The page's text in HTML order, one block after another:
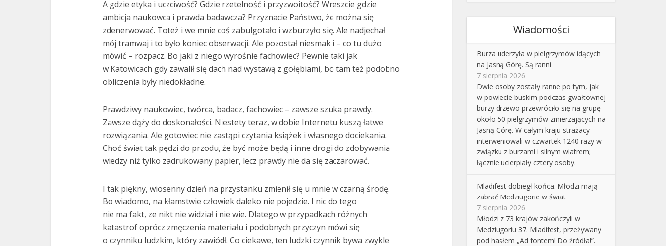
A gdzie etyka i uczciwość? Gdzie rzetelność i przyzwoitość? Wreszcie gdzie
ambicja naukowca i prawda badawcza? Przyznacie Państwo, że można się
zdenerwować. Toteż i we mnie coś zabulgotało i wzburzyło się. Ale nadjechał
mój tramwaj i to było koniec obserwacji. Ale pozostał niesmak i – co tu dużo
mówić – rozpacz. Bo jaki z niego wyrośnie fachowiec? Pewnie taki jak
w Katowicach gdy zawalił się dach nad wystawą z gołębiami, bo tam też podobno
obliczenia były niedokładne.
Prawdziwy naukowiec, twórca, badacz, fachowiec – zawsze szuka prawdy.
Zawsze dąży do doskonałości. Niestety teraz, w dobie Internetu kuszą łatwe
rozwiązania. Ale gotowiec nie zastąpi czytania książek i własnego dociekania.
Choć świat tak pędzi do przodu, że być może będą i inne drogi do zdobywania
wiedzy niż tylko zadrukowany papier, lecz prawdy nie da się zaczarować.
I tak piękny, wiosenny dzień na przystanku zmienił się u mnie w czarną środę.
Bo wiadomo, na kłamstwie człowiek daleko nie pojedzie. I nic do tego
nie ma fakt, ze nikt nie widział i nie wie. Dlatego w przypadkach różnych
katastrof oprócz zmęczenia materiału i podobnych przyczyn mówi się
o czynniku ludzkim, który zawiódł. Co ciekawe, ten ludzki czynnik bywa zwykle
Wiadomości
Burza uderzyła w pielgrzymów idących
na Jasną Górę. Są ranni
7 sierpnia 2026
Dwie osoby zostały ranne po tym, jak
w powiecie buskim podczas gwałtownej
burzy drzewo przewróciło się na grupę
około 50 pielgrzymów zmierzających na
Jasną Górę. W całym kraju strażacy
interweniowali w czwartek 1240 razy w
związku z burzami i silnym wiatrem;
łącznie ucierpiały cztery osoby.
Mladifest dobiegł końca. Młodzi mają
zabrać Medziugorie w świat
7 sierpnia 2026
Młodzi z 73 krajów zakończyli w
Medziugoriu 37. Mladifest, przeżywany
pod hasłem „Ad fontem! Do źródła!”.